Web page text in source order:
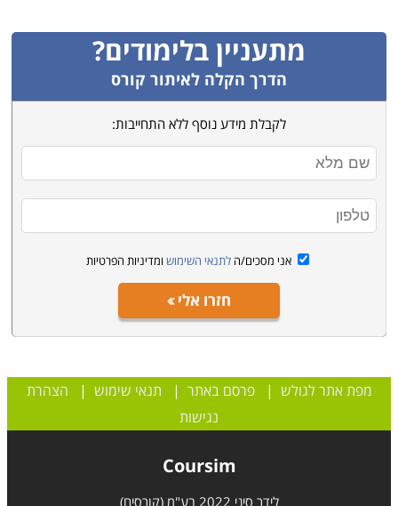
מתעניין בלימודים?
הדרך הקלה לאיתור קורס
לקבלת מידע נוסף ללא התחייבות:
אני מסכים/ה לתנאי השימוש ומדיניות הפרטיות
חזרו אלי
מפת אתר לגולש |פרסם באתר | תנאי שימוש | הצהרת
נגישות
Coursim
לידר סיני 2022 בע"מ (קורסים)